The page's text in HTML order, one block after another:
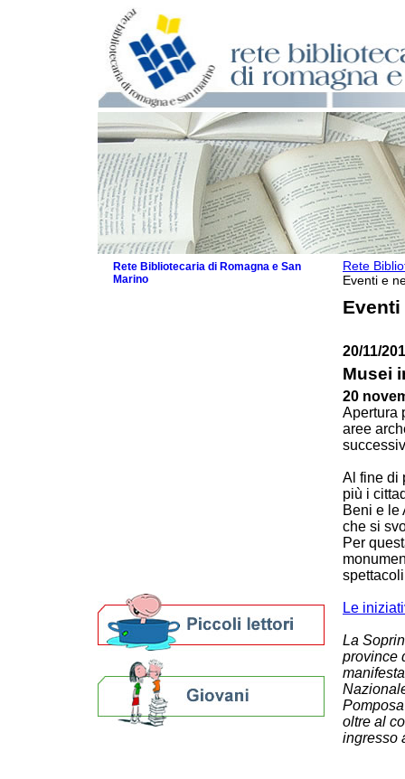
Rete
Eventi e
Eventi
20/11/
Musei
20
Apertura
aree
Al fine di
più i
Beni e le
che si
Per
Le
La
province
oltre al
ingresso
Rete Bibliotecaria di Romagna e San
Marino